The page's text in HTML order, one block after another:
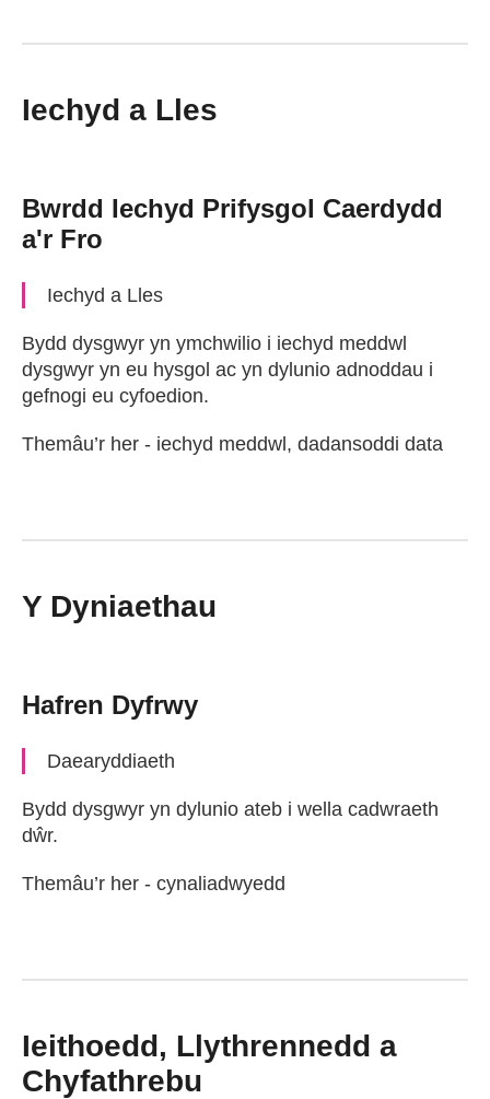
Iechyd a Lles
Bwrdd Iechyd Prifysgol Caerdydd
a'r Fro
Iechyd a Lles
Bydd dysgwyr yn ymchwilio i iechyd meddwl
dysgwyr yn eu hysgol ac yn dylunio adnoddau i
gefnogi eu cyfoedion.
Themâu’r her - iechyd meddwl, dadansoddi data
Y Dyniaethau
Hafren Dyfrwy
Daearyddiaeth
Bydd dysgwyr yn dylunio ateb i wella cadwraeth
dŵr.
Themâu’r her - cynaliadwyedd
Ieithoedd, Llythrennedd a
Chyfathrebu